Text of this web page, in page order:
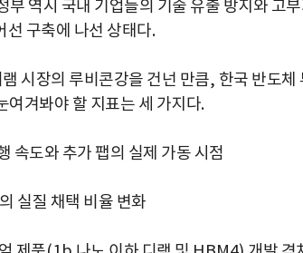
부 역시 국내 기업들의 기술 유출 방지와 고
선 구축에 나선 상태다.
시장의 루비콘강을 건넌 만큼, 한국 반도체
여겨봐야 할 지표는 세 가지다.
속도와 추가 팹의 실제 가동 시점
실질 채택 비율 변화